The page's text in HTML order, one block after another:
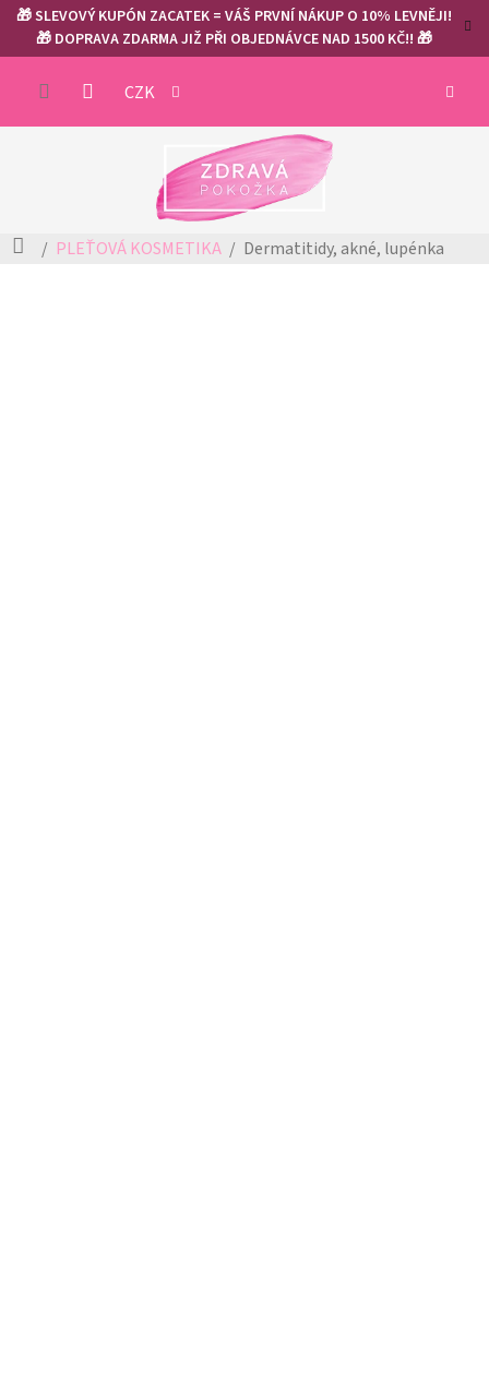
Přejít
obsah
🎁 SLEVOVÝ KUPÓN ZACATEK = VÁŠ PRVNÍ NÁKUP O 10% LEVNĚJI!
🎁 DOPRAVA ZDARMA JIŽ PŘI OBJEDNÁVCE NAD 1500 KČ!! 🎁
CZK
Domů
PLEŤOVÁ KOSMETIKA Dermatitidy, akné, lupénka